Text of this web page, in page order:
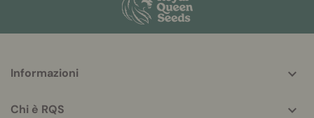
helpful
Informazioni
Chi è RQS